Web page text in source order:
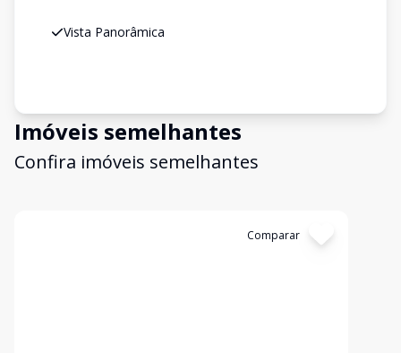
Vista Panorâmica
Imóveis semelhantes
Confira imóveis semelhantes
Comparar